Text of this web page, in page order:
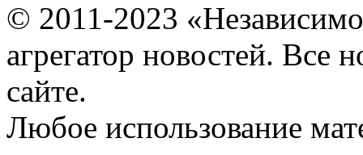
© 2011-2023
агрегатор новостей. Все
сайте.
Любое использование